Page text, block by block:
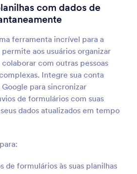
com dados de
ferramenta incrível para a
aos usuários organizar
com outras pessoas
Integre sua conta
para sincronizar
de formulários com suas
dados atualizados em tempo
de formulários às suas planilhas
Gestão de Dados
para
de Dados
Popular
planilhas com dados de